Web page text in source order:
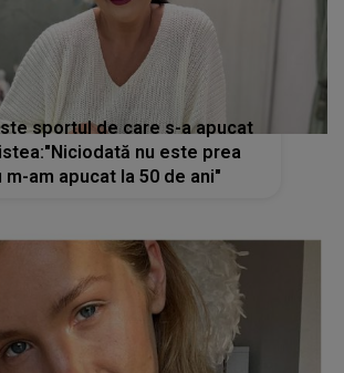
sportul de care s-a apucat
nu este prea
m-am apucat la 50 de ani"